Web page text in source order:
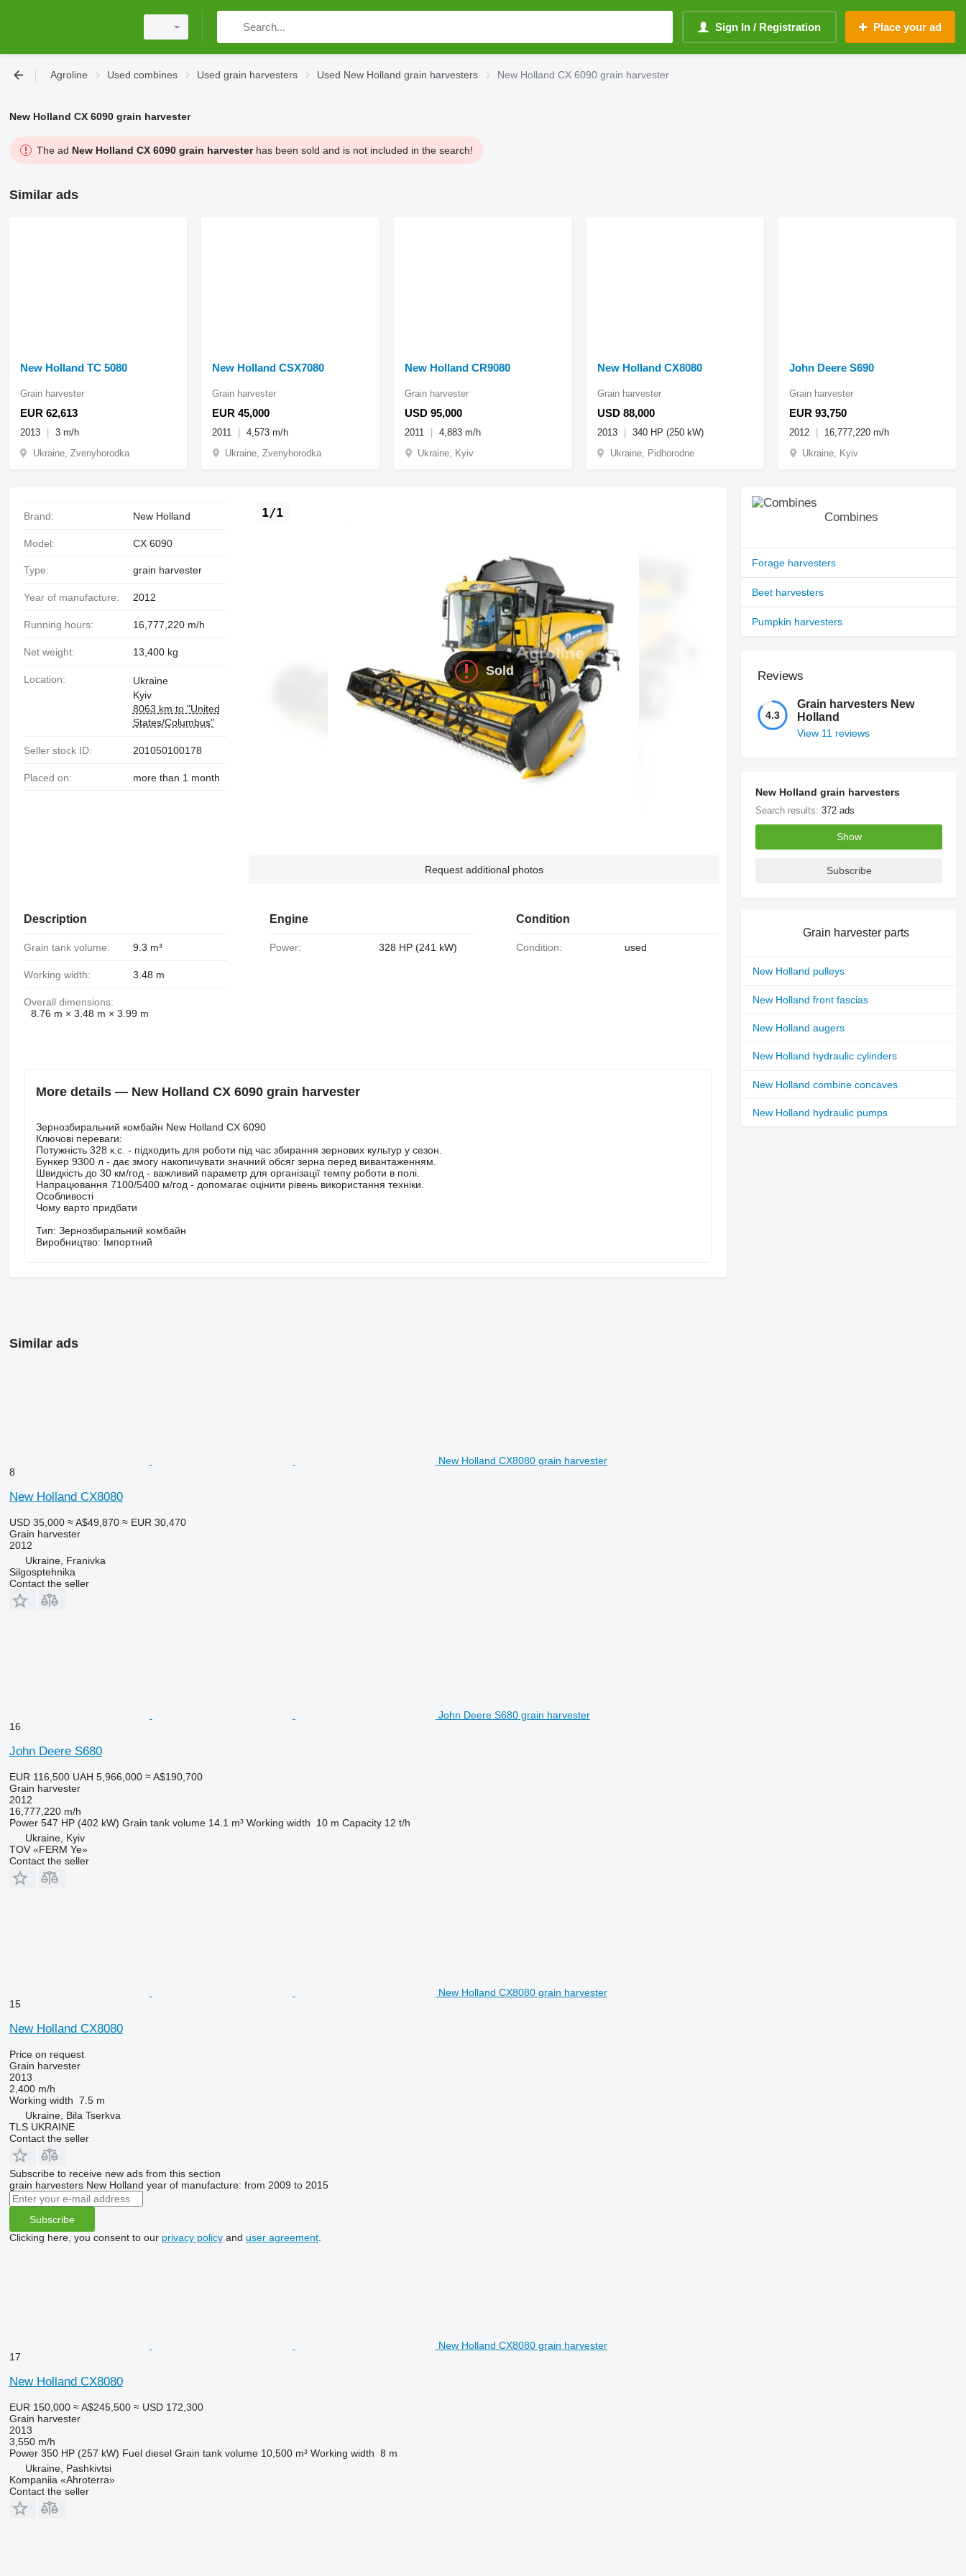
Sign In / Registration Place your ad
Agroline Used combines Used grain harvesters Used New Holland grain harvesters New Holland CX 6090 grain harvester
New Holland CX 6090 grain harvester
The ad New Holland CX 6090 grain harvesterhas been sold and is not included in the search!
Similar ads
New Holland TC 5080
EUR 62,613
Grain harvester
2013
3 m/h
Ukraine, Zvenyhorodka
New Holland CSX7080
EUR 45,000
Grain harvester
2011
4,573 m/h
Ukraine, Zvenyhorodka
New Holland CR9080
USD 95,000
Grain harvester
2011
4,883 m/h
Ukraine, Kyiv
New Holland CX8080
USD 88,000
Grain harvester
2013
340 HP (250 kW)
Ukraine, Pidhorodne
John Deere S690
EUR 93,750
Grain harvester
2012
16,777,220 m/h
Ukraine, Kyiv
Sold
1/1
Request additional photos
Brand: New Holland
Model: CX 6090
Type: grain harvester
Year of manufacture: 2012
Running hours: 16,777,220 m/h
Net weight: 13,400 kg
Location:
Ukraine
Kyiv
8063 km to "United
States/Columbus"
Seller stock ID: 201050100178
Placed on: more than 1 month
Description
Grain tank volume: 9.3 m³
Working width: 3.48 m
Overall dimensions:
8.76 m × 3.48 m × 3.99 m
Engine
Power: 328 HP (241 kW)
Condition
Condition: used
More details — New Holland CX 6090 grain harvester
Зернозбиральний комбайн New Holland CX 6090
Ключові переваги:
Потужність 328 к.с. - підходить для роботи під час збирання зернових культур у сезон.
Бункер 9300 л - дає змогу накопичувати значний обсяг зерна перед вивантаженням.
Швидкість до 30 км/год - важливий параметр для організації темпу роботи в полі.
Напрацювання 7100/5400 м/год - допомагає оцінити рівень використання техніки.
Особливості
Чому варто придбати
Тип: Зернозбиральний комбайн
Виробництво: Імпортний
Combines
Forage harvesters
Beet harvesters
Pumpkin harvesters
Reviews
4.3
Grain harvesters New
Holland
View 11 reviews
New Holland grain harvesters
Search results:372 ads
Show
Subscribe
Grain harvester parts
New Holland pulleys
New Holland front fascias
New Holland augers
New Holland hydraulic cylinders
New Holland combine concaves
New Holland hydraulic pumps
Similar ads
New Holland CX8080 grain harvester
8
New Holland CX8080
USD 35,000 ≈ A$49,870 ≈ EUR 30,470
Grain harvester
2012
Ukraine, Franivka
Silgosptehnika
Contact the seller
John Deere S680 grain harvester
16
John Deere S680
EUR 116,500 UAH 5,966,000 ≈ A$190,700
Grain harvester
2012
16,777,220 m/h
Power 547 HP (402 kW) Grain tank volume 14.1 m³ Working width 10 m Capacity 12 t/h
Ukraine, Kyiv
TOV «FERM Ye»
Contact the seller
New Holland CX8080 grain harvester
15
New Holland CX8080
Price on request
Grain harvester
2013
2,400 m/h
Working width 7.5 m
Ukraine, Bila Tserkva
TLS UKRAINE
Contact the seller
Subscribe to receive new ads from this section
grain harvesters New Holland year of manufacture: from 2009 to 2015
Subscribe
Clicking here, you consent to our privacy policyand user agreement.
New Holland CX8080 grain harvester
17
New Holland CX8080
EUR 150,000 ≈ A$245,500 ≈ USD 172,300
Grain harvester
2013
3,550 m/h
Power 350 HP (257 kW) Fuel diesel Grain tank volume 10,500 m³ Working width 8 m
Ukraine, Pashkivtsi
Kompaniia «Ahroterra»
Contact the seller